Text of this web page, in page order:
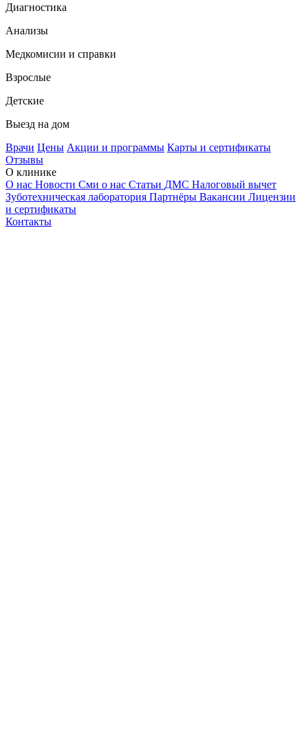
Диагностика
Анализы
Медкомисии и справки
Взрослые
Детские
Выезд на дом
Врачи Цены Акции и программы Карты и сертификаты
Отзывы
О клинике
О нас Новости Сми о нас Статьи ДМС Налоговый вычет
Зуботехническая лаборатория Партнёры Вакансии Лицензии
и сертификаты
Контакты